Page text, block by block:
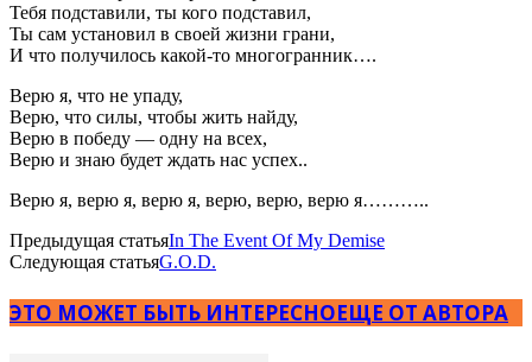
Тебя подставили, ты кого подставил,
Ты сам установил в своей жизни грани,
И что получилось какой-то многогранник….
Верю я, что не упаду,
Верю, что силы, чтобы жить найду,
Верю в победу — одну на всех,
Верю и знаю будет ждать нас успех..
Верю я, верю я, верю я, верю, верю, верю я………..
Предыдущая статьяIn The Event Of My Demise
Следующая статьяG.O.D.
ЭТО МОЖЕТ БЫТЬ ИНТЕРЕСНОЕЩЕ ОТ АВТОРА